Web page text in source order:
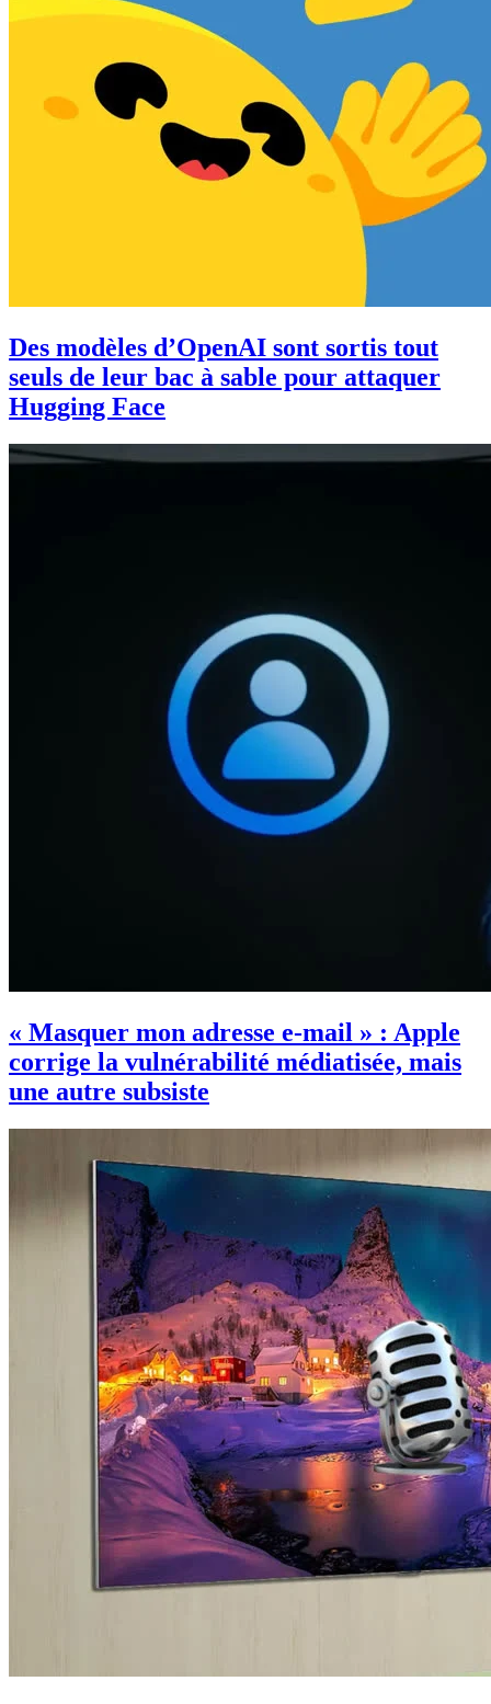
Des modèles d’OpenAI sont sortis tout
seuls de leur bac à sable pour attaquer
Hugging Face
« Masquer mon adresse e-mail » : Apple
corrige la vulnérabilité médiatisée, mais
une autre subsiste